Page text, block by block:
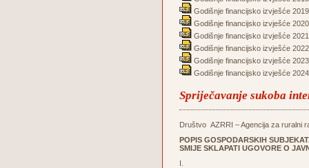
Godišnje financijsko izvješće
Godišnje financijsko izvješće
Godišnje financijsko izvješće
Godišnje financijsko izvješće
Godišnje financijsko izvješće
Godišnje financijsko izvješće 2024
Spriječavanje sukoba
Društvo AZRRI – Agencija za ruralni
POPIS GOSPODARSKIH
SMIJE SKLAPATI UGOVORE O
I.